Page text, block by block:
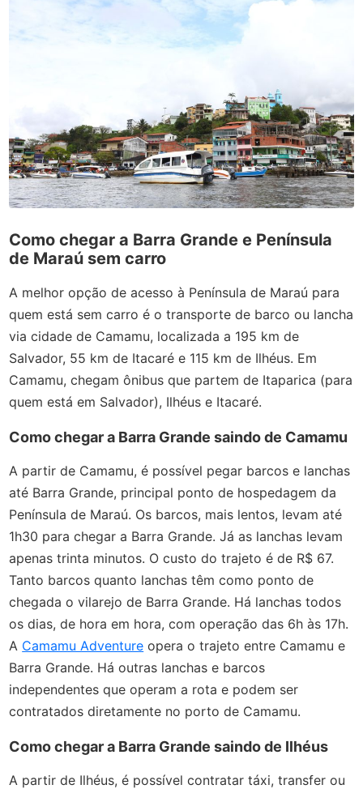
Como chegar a Barra Grande e Península
de Maraú sem carro
A melhor opção de acesso à Península de Maraú para
quem está sem carro é o transporte de barco ou lancha
via cidade de Camamu, localizada a 195 km de
Salvador, 55 km de Itacaré e 115 km de Ilhéus. Em
Camamu, chegam ônibus que partem de Itaparica (para
quem está em Salvador), Ilhéus e Itacaré.
Como chegar a Barra Grande saindo de Camamu
A partir de Camamu, é possível pegar barcos e lanchas
até Barra Grande, principal ponto de hospedagem da
Península de Maraú. Os barcos, mais lentos, levam até
1h30 para chegar a Barra Grande. Já as lanchas levam
apenas trinta minutos. O custo do trajeto é de R$ 67.
Tanto barcos quanto lanchas têm como ponto de
chegada o vilarejo de Barra Grande. Há lanchas todos
os dias, de hora em hora, com operação das 6h às 17h.
A Camamu Adventure opera o trajeto entre Camamu e
Barra Grande. Há outras lanchas e barcos
independentes que operam a rota e podem ser
contratados diretamente no porto de Camamu.
Como chegar a Barra Grande saindo de Ilhéus
A partir de Ilhéus, é possível contratar táxi, transfer ou